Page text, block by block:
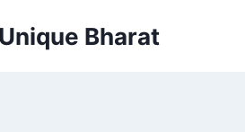
Bharat